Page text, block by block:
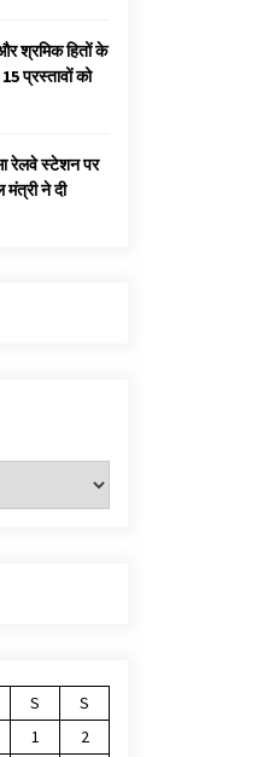
श्रमिक हितों के
प्रस्तावों को
रेलवे स्टेशन पर
ने दी
S
S
1
2